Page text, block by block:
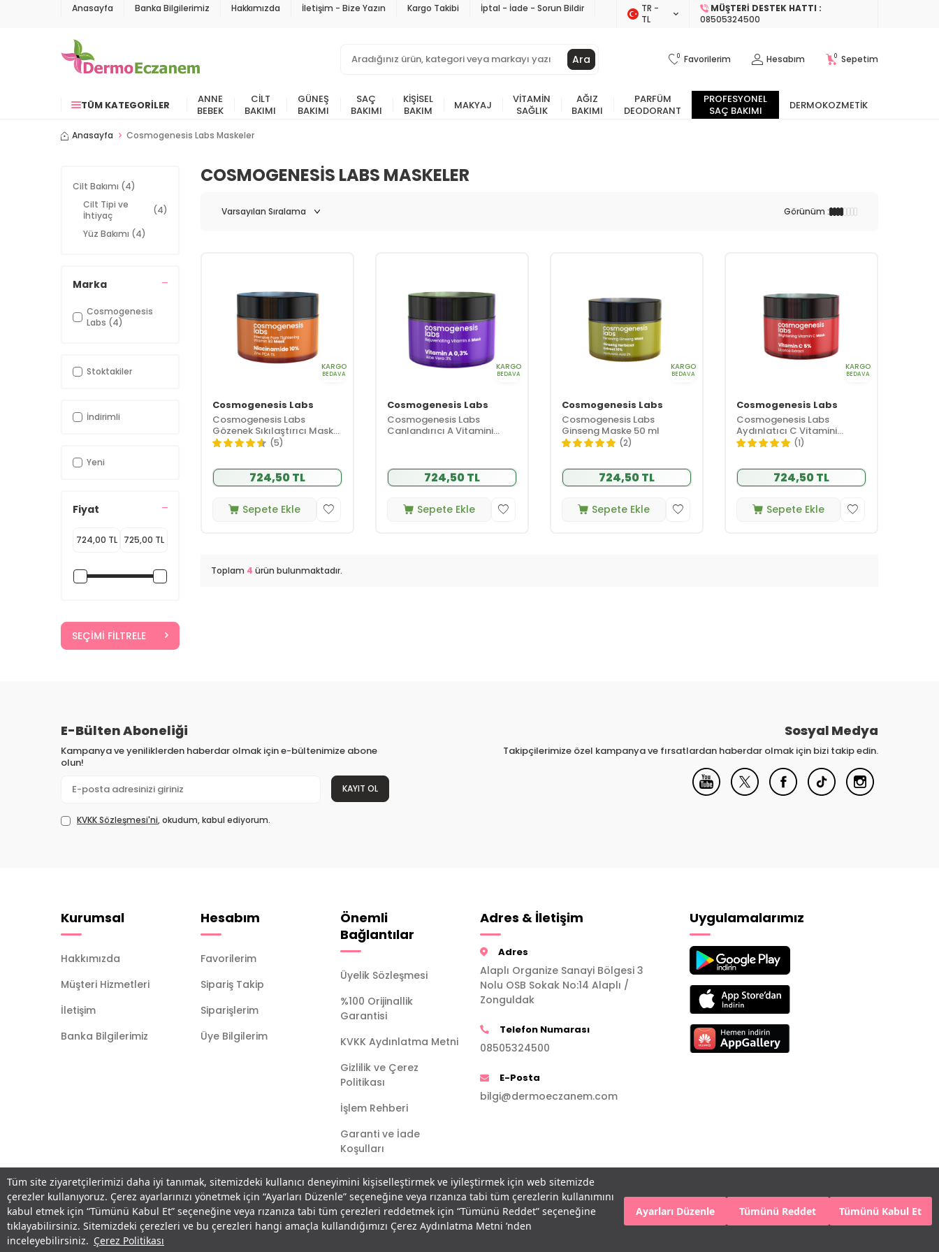
Tüm site ziyaretçilerimizi daha iyi tanımak, sitemizdeki kullanıcı deneyimini kişiselleştirmek ve iyileştirmek için web sitemizde
çerezler kullanıyoruz. Çerez ayarlarınızı yönetmek için “Ayarları Düzenle” seçeneğine veya rızanıza tabi tüm çerezlerin kullanımını
kabul etmek için “Tümünü Kabul Et” seçeneğine veya rızanıza tabi tüm çerezleri reddetmek için “Tümünü Reddet” seçeneğine
tıklayabilirsiniz. Sitemizdeki çerezleri ve bu çerezleri hangi amaçla kullandığımızı Çerez Aydınlatma Metni ’nden
inceleyebilirsiniz. Çerez Politikası
Ayarları Düzenle Tümünü Reddet Tümünü Kabul Et
Anasayfa Banka Bilgilerimiz Hakkımızda İletişim - Bize Yazın Kargo Takibi İptal - İade - Sorun Bildir
TR −
TL
MÜŞTERI DESTEK HATTI :
08505324500
Ara 0 Favorilerim Hesabım 0 Sepetim
TÜM KATEGORILER
ANNE
BEBEK
CILT
BAKIMI
GÜNEŞ
BAKIMI
SAÇ
BAKIMI
KIŞISEL
BAKIM
MAKYAJ
VITAMIN
SAĞLIK
AĞIZ
BAKIMI
PARFÜM
DEODORANT
PROFESYONEL
SAÇ BAKIMI
DERMOKOZMETIK
Anasayfa Cosmogenesis Labs Maskeler
Cilt Bakımı (4)
Cilt Tipi ve
İhtiyaç
(4)
Yüz Bakımı (4)
Marka
Cosmogenesis
Labs (4)
Stoktakiler
İndirimli
Yeni
Fiyat
SEÇIMI FILTRELE
COSMOGENESIS LABS MASKELER
Görünüm :
KARGO
BEDAVA
Cosmogenesis Labs
Cosmogenesis Labs
Gözenek Sıkılaştırıcı Maske
50 ml
(5)
724,50 TL
Sepete Ekle
KARGO
BEDAVA
Cosmogenesis Labs
Cosmogenesis Labs
Canlandırıcı A Vitamini
724,50 TL
Sepete Ekle
KARGO
BEDAVA
Cosmogenesis Labs
Cosmogenesis Labs
Ginseng Maske 50 ml
(2)
724,50 TL
Sepete Ekle
KARGO
BEDAVA
Cosmogenesis Labs
Cosmogenesis Labs
Aydınlatıcı C Vitamini
Maske 50 ml (1)
724,50 TL
Sepete Ekle
Toplam 4 ürün bulunmaktadır.
E-Bülten Aboneliği
Kampanya ve yeniliklerden haberdar olmak için e-bültenimize abone
olun!
KAYIT OL
KVKK Sözleşmesi'ni, okudum, kabul ediyorum.
Sosyal Medya
Takipçilerimize özel kampanya ve fırsatlardan haberdar olmak için bizi takip edin.
Kurumsal
Hakkımızda
Müşteri Hizmetleri
İletişim
Banka Bilgilerimiz
Hesabım
Favorilerim
Sipariş Takip
Siparişlerim
Üye Bilgilerim
Önemli
Bağlantılar
Üyelik Sözleşmesi
%100 Orijinallik
Garantisi
KVKK Aydınlatma Metni
Gizlilik ve Çerez
Politikası
İşlem Rehberi
Garanti ve İade
Koşulları
Adres & İletişim
Adres
Alaplı Organize Sanayi Bölgesi 3
Nolu OSB Sokak No:14 Alaplı /
Zonguldak
Telefon Numarası
08505324500
E-Posta
bilgi@dermoeczanem.com
Uygulamalarımız